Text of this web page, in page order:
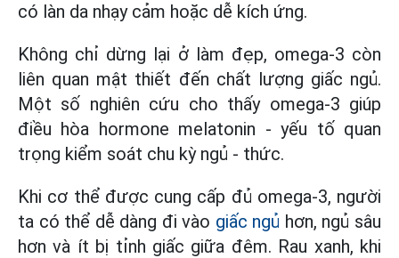
có làn da nhạy cảm hoặc dễ kích ứng.
Không chỉ dừng lại ở làm đẹp, omega-3 còn
liên quan mật thiết đến chất lượng giấc ngủ.
Một số nghiên cứu cho thấy omega-3 giúp
điều hòa hormone melatonin - yếu tố quan
trọng kiểm soát chu kỳ ngủ - thức.
Khi cơ thể được cung cấp đủ omega-3, người
ta có thể dễ dàng đi vào giấc ngủ hơn, ngủ sâu
hơn và ít bị tỉnh giấc giữa đêm. Rau xanh, khi